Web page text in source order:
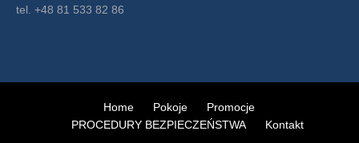
tel. +48 81 533 82 86
Home Pokoje
Promocje
PROCEDURY BEZPIECZEŃSTWA
Kontakt